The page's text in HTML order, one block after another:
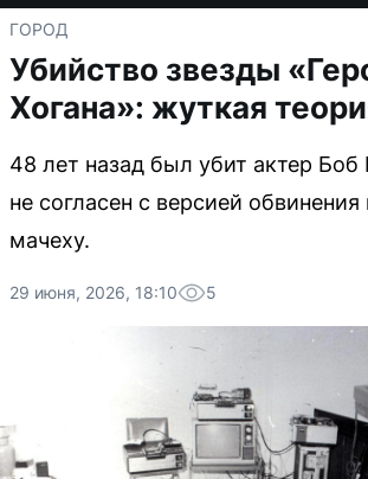
ГОРОД
Убийство звезды
Хогана»: жуткая
48 лет назад был убит актер Боб
не согласен с версией
мачеху.
29 июня, 2026, 18:10 5